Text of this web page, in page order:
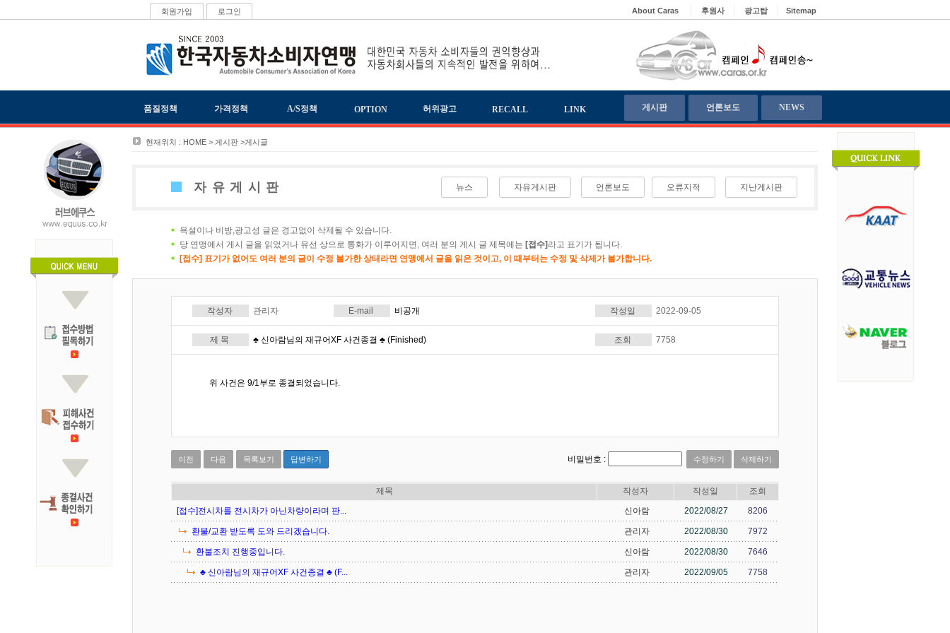
회원가입 로그인 About Caras 후원사 광고탑 Sitemap
품질정책 가격정책 A/S정책 OPTION 허위광고 RECALL LINK 게시판 언론보도 NEWS
현재위치 : HOME > 게시판 >게시글
자유게시판 뉴스 자유게시판 언론보도 오류지적 지난게시판
욕설이나 비방,광고성 글은 경고없이 삭제될 수 있습니다.
당 연맹에서 게시 글을 읽었거나 유선 상으로 통화가 이루어지면, 여러 분의 게시 글 제목에는 [접수] 라고 표기가 됩니다.
[접수] 표기가 없어도 여러 분의 글이 수정 불가한 상태라면 연맹에서 글을 읽은 것이고, 이 때부터는 수정 및 삭제가 불가합니다.
작성자 관리자 E-mail 비공개 작성일 2022-09-05
제 목 ♣ 신아람님의 재규어XF 사건종결 ♣ (Finished) 조회 7758
위 사건은 9/1부로 종결되었습니다.
이전 다음 목록보기 답변하기 비밀번호 : 수정하기 삭제하기
제목 작성자 작성일
조회
[접수]전시차를 전시차가 아닌차량이라며 판...
신아람 2022/08/27 8206
환불/교환 받도록 도와 드리겠습니다. 관리자 2022/08/30 7972
환불조치 진행중입니다. 신아람 2022/08/30 7646
♣ 신아람님의 재규어XF 사건종결 ♣ (F... 관리자 2022/09/05 7758